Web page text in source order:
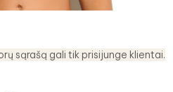
sąrašą gali tik prisijunge klientai.